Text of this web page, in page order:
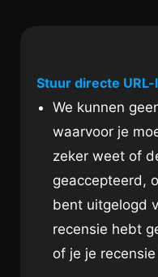
Stuur directe
We kunnen
waarvoor je
zeker weet of
geaccepteerd,
bent uitgelogd
recensie hebt
of je je